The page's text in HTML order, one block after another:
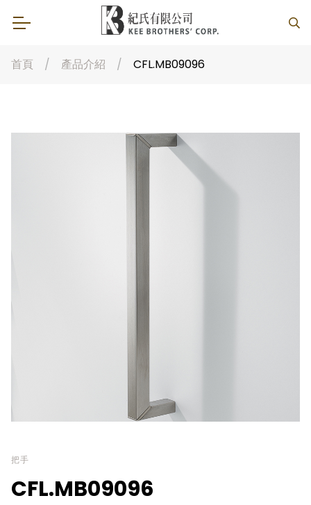
首頁 產品介紹 CFL.MB09096
把手
CFL.MB09096